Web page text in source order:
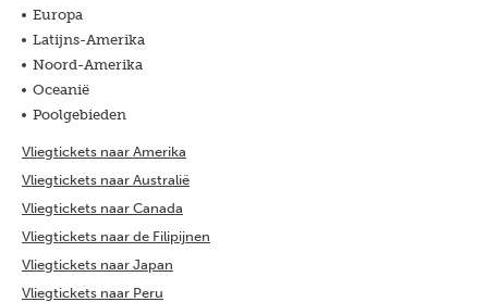
Europa
Latijns-Amerika
Noord-Amerika
Oceanië
Poolgebieden
Vliegtickets naar Amerika
Vliegtickets naar Australië
Vliegtickets naar Canada
Vliegtickets naar de Filipijnen
Vliegtickets naar Japan
Vliegtickets naar Peru